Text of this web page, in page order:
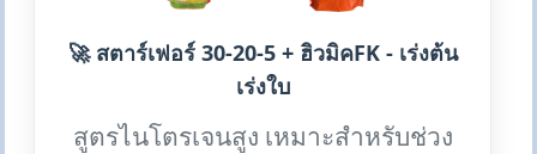
🚀 สตาร์เฟอร์ 30-20-5 + ฮิวมิคFK - เร่งต้น
เร่งใบ
สูตรไนโตรเจนสูง เหมาะสำหรับช่วง